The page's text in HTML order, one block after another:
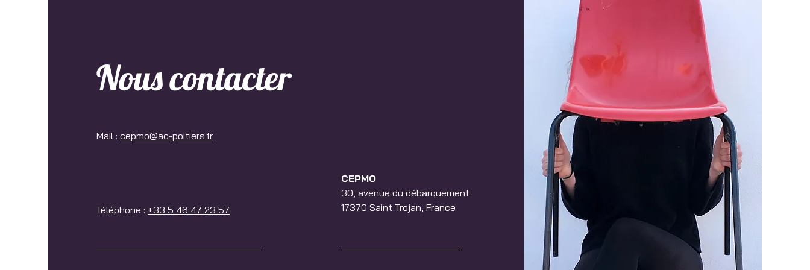
Nous contacter
Mail : cepmo@ac-poitiers.fr
Téléphone : +33 5 46 47 23 57
CEPMO
30, avenue du débarquement
17370 Saint Trojan, France